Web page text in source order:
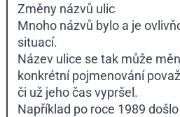
Změny názvů ulic
Mnoho názvů bylo a je
situací.
Název ulice se tak může
konkrétní pojmenování
či už jeho čas vypršel.
Například po roce 1989